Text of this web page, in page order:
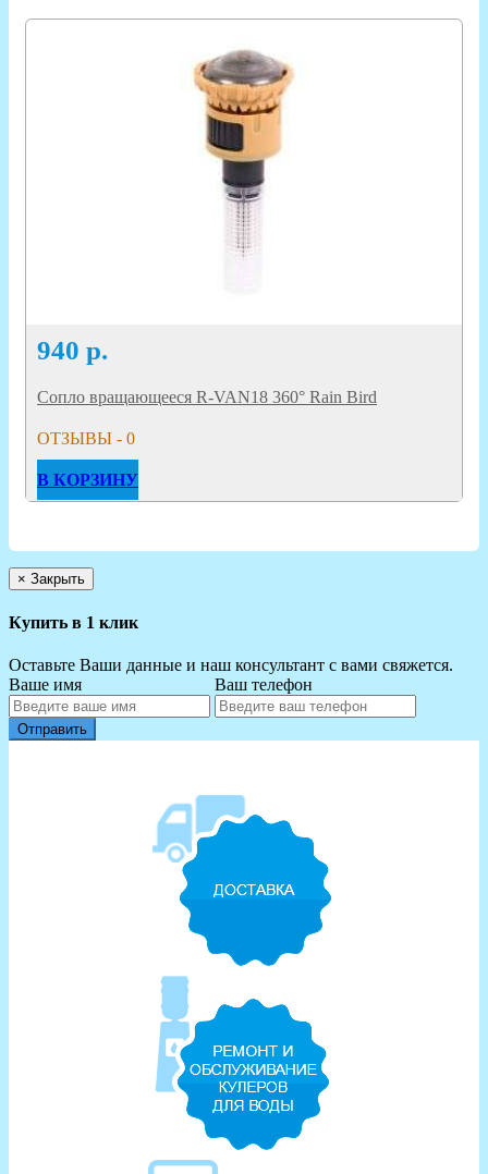
940 р.
Сопло вращающееся R-VAN18 360° Rain Bird
ОТЗЫВЫ - 0
В КОРЗИНУ
× Закрыть
Купить в 1 клик
Оставьте Ваши данные и наш консультант с вами свяжется.
Ваше имя
Ваш телефон
Отправить